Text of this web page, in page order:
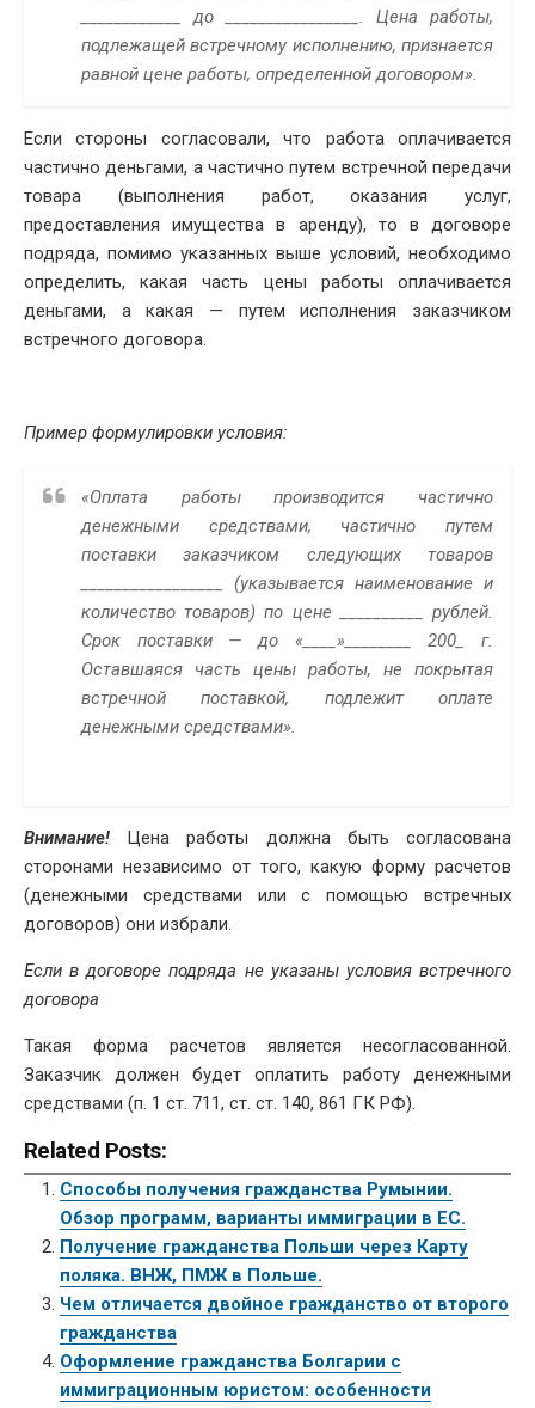
____________ до ________________. Цена работы,
подлежащей встречному исполнению, признается
равной цене работы, определенной договором».
Если стороны согласовали, что работа оплачивается
частично деньгами, а частично путем встречной передачи
товара (выполнения работ, оказания услуг,
предоставления имущества в аренду), то в договоре
подряда, помимо указанных выше условий, необходимо
определить, какая часть цены работы оплачивается
деньгами, а какая — путем исполнения заказчиком
встречного договора.
Пример формулировки условия:
«Оплата работы производится частично
денежными средствами, частично путем
поставки заказчиком следующих товаров
_________________ (указывается наименование и
количество товаров) по цене __________ рублей.
Срок поставки — до «____»________ 200_ г.
Оставшаяся часть цены работы, не покрытая
встречной поставкой, подлежит оплате
денежными средствами».
Внимание! Цена работы должна быть согласована
сторонами независимо от того, какую форму расчетов
(денежными средствами или с помощью встречных
договоров) они избрали.
Если в договоре подряда не указаны условия встречного
договора
Такая форма расчетов является несогласованной.
Заказчик должен будет оплатить работу денежными
средствами (п. 1 ст. 711, ст. ст. 140, 861 ГК РФ).
Related Posts:
Способы получения гражданства Румынии.
Обзор программ, варианты иммиграции в ЕС.
Получение гражданства Польши через Карту
поляка. ВНЖ, ПМЖ в Польше.
Чем отличается двойное гражданство от второго
гражданства
Оформление гражданства Болгарии с
иммиграционным юристом: особенности